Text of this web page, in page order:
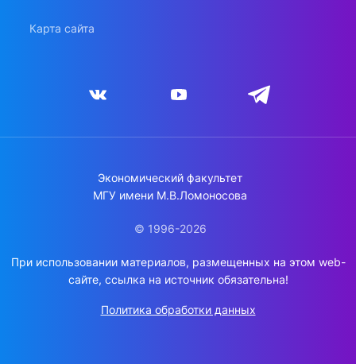
Карта сайта
Экономический факультет
МГУ имени М.В.Ломоносова
© 1996-2026
При использовании материалов, размещенных на этом web-
сайте, ссылка на источник обязательна!
Политика обработки данных